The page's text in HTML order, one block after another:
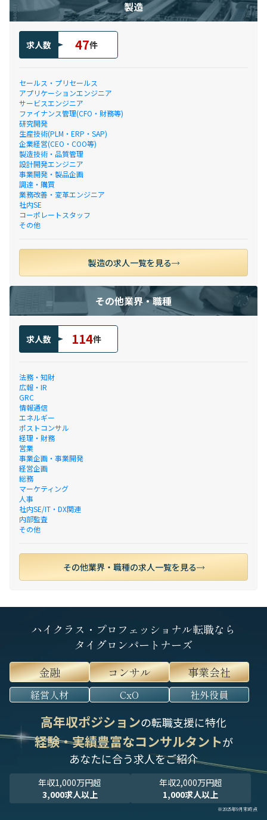
製造
求人数 47件
セールス・プリセールス
アプリケーションエンジニア
サービスエンジニア
ファイナンス管理(CFO・財務等)
研究開発
生産技術(PLM・ERP・SAP)
企業経営(CEO・COO等)
製造技術・品質管理
設計開発エンジニア
事業開発・製品企画
調達・購買
業務改善・変革エンジニア
社内SE
コーポレートスタッフ
その他
製造の求人一覧を見る
その他業界・職種
求人数 114件
法務・知財
広報・IR
GRC
情報通信
エネルギー
ポストコンサル
経理・財務
営業
事業企画・事業開発
経営企画
総務
マーケティング
人事
社内SE/IT・DX関連
内部監査
その他
その他業界・職種の求人一覧を見る
ハイクラス・プロフェッショナル転職なら
タイグロンパートナーズ
金融
コンサル 事業会社
経営人材 CxO 社外役員
高年収ポジションの転職支援に特化
経験・実績豊富なコンサルタントが
あなたに合う求人をご紹介
年収1,000万円超
3,000求人以上
年収2,000万円超
1,000求人以上
※2025年9月末時点